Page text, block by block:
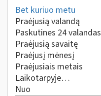
Bet kuriuo metu
Praėjusią valandą
Paskutines 24 valandas
Praėjusią savaitę
Praėjusį mėnesį
Praėjusiais metais
Laikotarpyje…
Nuo